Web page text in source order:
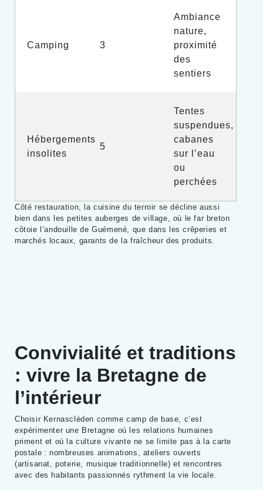
Camping 3
Ambiance
nature,
proximité
des
sentiers
Hébergements
insolites
5
Tentes
suspendues,
cabanes
sur l’eau
ou
perchées
Côté restauration, la cuisine du terroir se décline aussi
bien dans les petites auberges de village, où le far breton
côtoie l’andouille de Guémené, que dans les crêperies et
marchés locaux, garants de la fraîcheur des produits.
Convivialité et traditions
: vivre la Bretagne de
l’intérieur
Choisir Kernascléden comme camp de base, c’est
expérimenter une Bretagne où les relations humaines
priment et où la culture vivante ne se limite pas à la carte
postale : nombreuses animations, ateliers ouverts
(artisanat, poterie, musique traditionnelle) et rencontres
avec des habitants passionnés rythment la vie locale.